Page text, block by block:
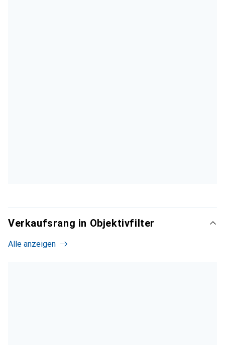
Verkaufsrang in Objektivfilter
Alle anzeigen